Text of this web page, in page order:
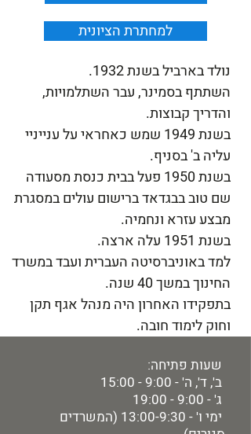
למחתרת הציונית
נולד בארביל בשנת 1932.
השתתף בסמינר, עבר השתלמויות,
והדריך קבוצות.
בשנת 1949 שמש כאחראי על ענייניי
עליה ב' בסניף.
בשנת 1950 פעל בבית כנסת מסעודה
שם טוב בבגדאד ברישום עולים במסגרת
מבצע עזרא ונחמיה.
בשנת 1951 עלה ארצה.
למד באוניברסיטה העברית ועבד במשרד
החינוך במשך 40 שנה.
בתפקידו האחרון היה מנהל אגף תקן
וחוק לימוד חובה.
שעות פתיחה:
ב', ד', ה' - 9:00 - 15:00
ג' - 9:00 - 19:00
ימי ו' - 13:00-9:30 (המשרדים